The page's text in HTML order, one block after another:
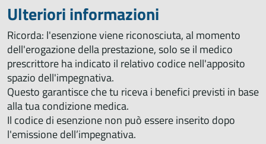
Ulteriori informazioni
Ricorda: l'esenzione viene riconosciuta, al momento
dell'erogazione della prestazione, solo se il medico
prescrittore ha indicato il relativo codice nell'apposito
spazio dell'impegnativa.
Questo garantisce che tu riceva i benefici previsti in base
alla tua condizione medica.
Il codice di esenzione non può essere inserito dopo
l'emissione dell’impegnativa.